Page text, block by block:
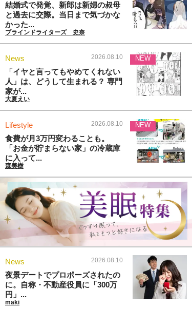
結婚式で発覚、新郎は新婦の叔母
と過去に交際。当日まで気づかな
かった...
ブラインドライターズ 史奈
News 2026.08.10
「イヤと言ってもやめてくれない
人」は、どうして生まれる？ 専門
家が...
大夏えい
NEW
Lifestyle 2026.08.10
食費が月3万円変わることも。
「お金が貯まらない家」の冷蔵庫
に入って...
森美樹
NEW
News 2026.08.10
夜景デートでプロポーズされたの
に。自称・不動産役員に「300万
円」...
maki